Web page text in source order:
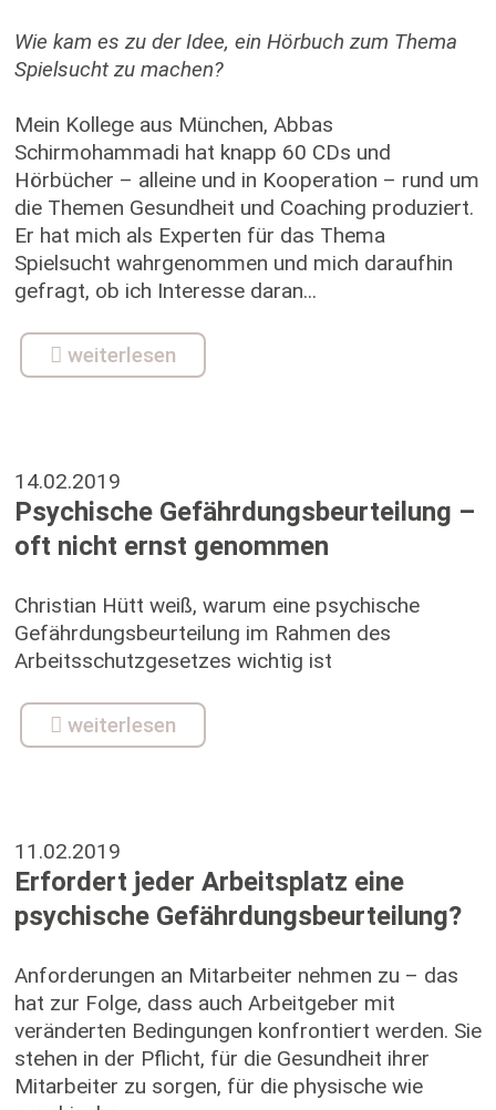
Wie kam es zu der Idee, ein Hörbuch zum Thema
Spielsucht zu machen?
Mein Kollege aus München, Abbas
Schirmohammadi hat knapp 60 CDs und
Hörbücher – alleine und in Kooperation – rund um
die Themen Gesundheit und Coaching produziert.
Er hat mich als Experten für das Thema
Spielsucht wahrgenommen und mich daraufhin
gefragt, ob ich Interesse daran...
weiterlesen
14.02.2019
Psychische Gefährdungsbeurteilung –
oft nicht ernst genommen
Christian Hütt weiß, warum eine psychische
Gefährdungsbeurteilung im Rahmen des
Arbeitsschutzgesetzes wichtig ist
weiterlesen
11.02.2019
Erfordert jeder Arbeitsplatz eine
psychische Gefährdungsbeurteilung?
Anforderungen an Mitarbeiter nehmen zu – das
hat zur Folge, dass auch Arbeitgeber mit
veränderten Bedingungen konfrontiert werden. Sie
stehen in der Pflicht, für die Gesundheit ihrer
Mitarbeiter zu sorgen, für die physische wie